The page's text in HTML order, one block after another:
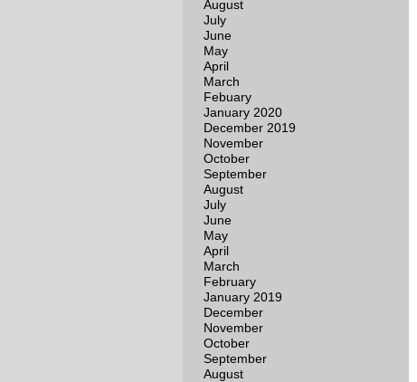
August
July
June
May
April
March
Febuary
January 2020
December 2019
November
October
September
August
July
June
May
April
March
February
January 2019
December
November
October
September
August